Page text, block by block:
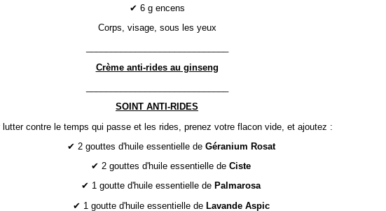
✔ 6 g encens
Corps, visage, sous les yeux
Crème anti-rides au ginseng
SOINT ANTI-RIDES
lutter contre le temps qui passe et les rides, prenez votre flacon vide, et ajoutez :
✔ 2 gouttes d'huile essentielle de Géranium Rosat
✔ 2 gouttes d'huile essentielle de Ciste
✔ 1 goutte d'huile essentielle de Palmarosa
✔ 1 goutte d'huile essentielle de Lavande Aspic